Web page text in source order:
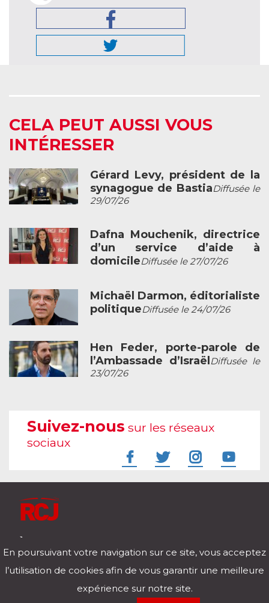
CELA PEUT AUSSI VOUS
INTÉRESSER
Gérard Levy, président de la
synagogue de BastiaDiffusée le
29/07/26
Dafna Mouchenik, directrice
d’un service d’aide à
domicileDiffusée le 27/07/26
Michaël Darmon, éditorialiste
politiqueDiffusée le 24/07/26
Hen Feder, porte-parole de
l’Ambassade d’IsraëlDiffusée le
23/07/26
Suivez-nous sur les réseaux
sociaux
Télécharger notre application pour iOs et Android
En poursuivant votre navigation sur ce site, vous acceptez
l’utilisation de cookies afin de vous garantir une meilleure
expérience sur notre site.